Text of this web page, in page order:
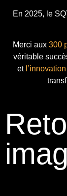
En 2025, le
Merci aux 300
véritable
et l’innovation